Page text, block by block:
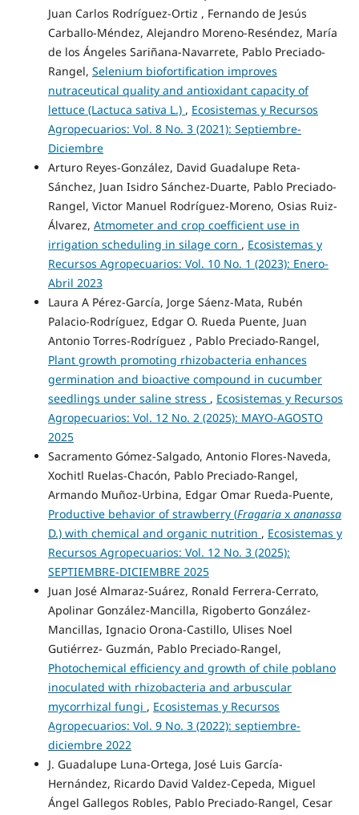
Juan Carlos Rodríguez-Ortiz , Fernando de Jesús
Carballo-Méndez, Alejandro Moreno-Reséndez, María
de los Ángeles Sariñana-Navarrete, Pablo Preciado-
Rangel, Selenium biofortification improves
nutraceutical quality and antioxidant capacity of
lettuce (Lactuca sativa L.) , Ecosistemas y Recursos
Agropecuarios: Vol. 8 No. 3 (2021): Septiembre-
Diciembre
Arturo Reyes-González, David Guadalupe Reta-
Sánchez, Juan Isidro Sánchez-Duarte, Pablo Preciado-
Rangel, Victor Manuel Rodríguez-Moreno, Osias Ruiz-
Álvarez, Atmometer and crop coefficient use in
irrigation scheduling in silage corn , Ecosistemas y
Recursos Agropecuarios: Vol. 10 No. 1 (2023): Enero-
Abril 2023
Laura A Pérez-García, Jorge Sáenz-Mata, Rubén
Palacio-Rodríguez, Edgar O. Rueda Puente, Juan
Antonio Torres-Rodríguez , Pablo Preciado-Rangel,
Plant growth promoting rhizobacteria enhances
germination and bioactive compound in cucumber
seedlings under saline stress , Ecosistemas y Recursos
Agropecuarios: Vol. 12 No. 2 (2025): MAYO-AGOSTO
2025
Sacramento Gómez-Salgado, Antonio Flores-Naveda,
Xochitl Ruelas-Chacón, Pablo Preciado-Rangel,
Armando Muñoz-Urbina, Edgar Omar Rueda-Puente,
Productive behavior of strawberry (Fragariax ananassa
D.) with chemical and organic nutrition , Ecosistemas y
Recursos Agropecuarios: Vol. 12 No. 3 (2025):
SEPTIEMBRE-DICIEMBRE 2025
Juan José Almaraz-Suárez, Ronald Ferrera-Cerrato,
Apolinar González-Mancilla, Rigoberto González-
Mancillas, Ignacio Orona-Castillo, Ulises Noel
Gutiérrez- Guzmán, Pablo Preciado-Rangel,
Photochemical efficiency and growth of chile poblano
inoculated with rhizobacteria and arbuscular
mycorrhizal fungi , Ecosistemas y Recursos
Agropecuarios: Vol. 9 No. 3 (2022): septiembre-
diciembre 2022
J. Guadalupe Luna-Ortega, José Luis García-
Hernández, Ricardo David Valdez-Cepeda, Miguel
Ángel Gallegos Robles, Pablo Preciado-Rangel, Cesar